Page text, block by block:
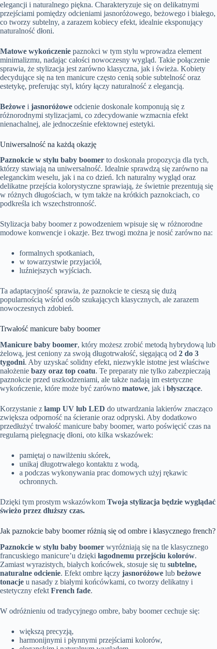
elegancji i naturalnego piękna. Charakteryzuje się on delikatnymi
przejściami pomiędzy odcieniami jasnoróżowego, beżowego i białego,
co tworzy subtelny, a zarazem kobiecy efekt, idealnie eksponujący
naturalność dłoni.
Matowe wykończenie paznokci w tym stylu wprowadza element
minimalizmu, nadając całości nowoczesny wygląd. Takie połączenie
sprawia, że stylizacja jest zarówno klasyczna, jak i świeża. Kobiety
decydujące się na ten manicure często cenią sobie subtelność oraz
estetykę, preferując styl, który łączy naturalność z elegancją.
Beżowe i jasnoróżowe odcienie doskonale komponują się z
różnorodnymi stylizacjami, co zdecydowanie wzmacnia efekt
nienachalnej, ale jednocześnie efektownej estetyki.
Uniwersalność na każdą okazję
Paznokcie w stylu baby boomer to doskonała propozycja dla tych,
którzy stawiają na uniwersalność. Idealnie sprawdzą się zarówno na
eleganckim weselu, jak i na co dzień. Ich naturalny wygląd oraz
delikatne przejścia kolorystyczne sprawiają, że świetnie prezentują się
w różnych długościach, w tym także na krótkich paznokciach, co
podkreśla ich wszechstronność.
Stylizacja baby boomer z powodzeniem wpisuje się w różnorodne
modowe konwencje i okazje. Bez trwogi można je nosić zarówno na:
formalnych spotkaniach,
w towarzystwie przyjaciół,
luźniejszych wyjściach.
Ta adaptacyjność sprawia, że paznokcie te cieszą się dużą
popularnością wśród osób szukających klasycznych, ale zarazem
nowoczesnych zdobień.
Trwałość manicure baby boomer
Manicure baby boomer, który możesz zrobić metodą hybrydową lub
żelową, jest ceniony za swoją długotrwałość, sięgającą od 2 do 3
tygodni. Aby uzyskać solidny efekt, niezwykle istotne jest właściwe
nałożenie bazy oraz top coatu. Te preparaty nie tylko zabezpieczają
paznokcie przed uszkodzeniami, ale także nadają im estetyczne
wykończenie, które może być zarówno matowe, jak i błyszczące.
Korzystanie z lamp UV lub LED do utwardzania lakierów znacząco
zwiększa odporność na ścieranie oraz odpryski. Aby dodatkowo
przedłużyć trwałość manicure baby boomer, warto poświęcić czas na
regularną pielęgnację dłoni, oto kilka wskazówek:
pamiętaj o nawilżeniu skórek,
unikaj długotrwałego kontaktu z wodą,
a podczas wykonywania prac domowych użyj rękawic
ochronnych.
Dzięki tym prostym wskazówkom Twoja stylizacja będzie wyglądać
świeżo przez dłuższy czas.
Jak paznokcie baby boomer różnią się od ombre i klasycznego french?
Paznokcie w stylu baby boomer wyróżniają się na tle klasycznego
francuskiego manicure’u dzięki łagodnemu przejściu kolorów.
Zamiast wyrazistych, białych końcówek, stosuje się tu subtelne,
naturalne odcienie. Efekt ombre łączy jasnoróżowe lub beżowe
tonacje u nasady z białymi końcówkami, co tworzy delikatny i
estetyczny efekt French fade.
W odróżnieniu od tradycyjnego ombre, baby boomer cechuje się:
większą precyzją,
harmonijnymi i płynnymi przejściami kolorów,